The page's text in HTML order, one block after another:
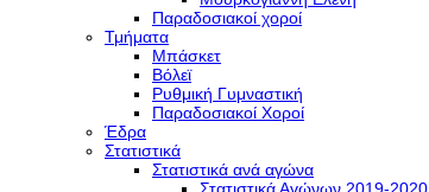
Παραδοσιακοί χοροί
Τμήματα
Μπάσκετ
Βόλεϊ
Ρυθμική Γυμναστική
Παραδοσιακοί Χοροί
Έδρα
Στατιστικά
Στατιστικά ανά αγώνα